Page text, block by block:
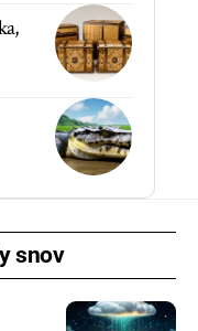
snov